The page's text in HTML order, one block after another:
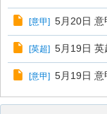
[意甲] 5月20日 意
[英超] 5月19日 英
[意甲] 5月19日 意